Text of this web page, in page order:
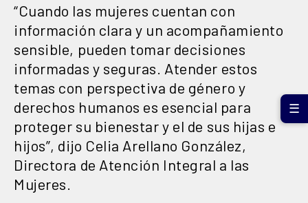
“Cuando las mujeres cuentan con
información clara y un acompañamiento
sensible, pueden tomar decisiones
informadas y seguras. Atender estos
temas con perspectiva de género y
derechos humanos es esencial para
proteger su bienestar y el de sus hijas e
hijos”, dijo Celia Arellano González,
Directora de Atención Integral a las
Mujeres.
☰